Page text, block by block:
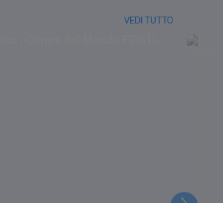
VEDI TUTTO